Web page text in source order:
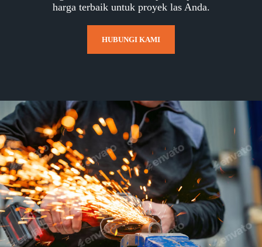
harga terbaik untuk proyek las Anda.
HUBUNGI KAMI